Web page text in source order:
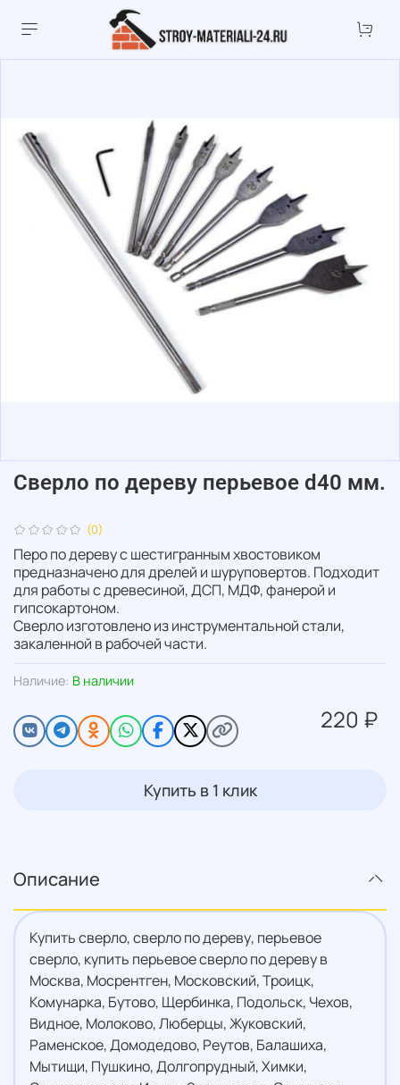
(0)
Наличие: В наличии
Сверло по дереву перьевое d40 мм.
220 ₽
Купить в 1 клик
Перо по дереву с шестигранным хвостовиком
предназначено для дрелей и шуруповертов. Подходит
для работы с древесиной, ДСП, МДФ, фанерой и
гипсокартоном.
Сверло изготовлено из инструментальной стали,
закаленной в рабочей части.
Описание
Купить сверло, сверло по дереву, перьевое
сверло, купить перьевое сверло по дереву в
Москва, Мосрентген, Московский, Троицк,
Комунарка, Бутово, Щербинка, Подольск, Чехов,
Видное, Молоково, Люберцы, Жуковский,
Раменское, Домодедово, Реутов, Балашиха,
Мытищи, Пушкино, Долгопрудный, Химки,